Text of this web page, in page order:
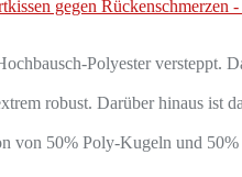
gegen Rückenschmerzen
Polyester versteppt.
robust. Darüber hinaus ist
50% Poly-Kugeln und 50%